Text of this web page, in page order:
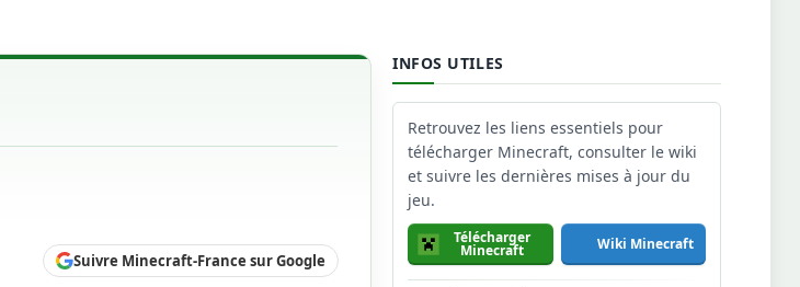
Suivre Minecraft-France sur Google
INFOS UTILES
Retrouvez les liens essentiels pour
télécharger Minecraft, consulter le wiki
et suivre les dernières mises à jour du
jeu.
Télécharger
Minecraft Wiki Minecraft